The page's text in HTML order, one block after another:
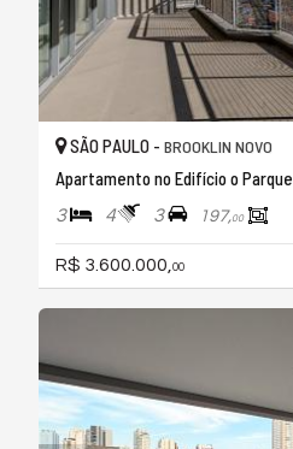
SÃO PAULO - BROOKLIN NOVO
Apartamento no Edifício o Parque
3 4 3 197,00
R$ 3.600.000, 00